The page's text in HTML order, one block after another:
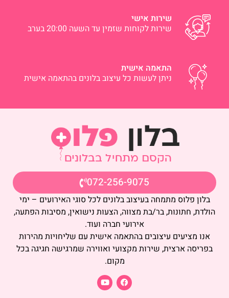
שירות אישי
שירות לקוחות שזמין עד השעה 20:00 בערב
התאמה אישית
ניתן לעשות כל עיצוב בלונים בהתאמה אישית
072-256-9075
בלון פלוס מתמחה בעיצוב בלונים לכל סוגי האירועים – ימי
הולדת, חתונות, בר/בת מצווה, הצעות נישואין, מסיבות הפתעה,
אירועי חברה ועוד.
אנו מציעים עיצובים בהתאמה אישית עם שליחויות מהירות
בפריסה ארצית, שירות מקצועי ואווירה שמרגישה חגיגה בכל
מקום.